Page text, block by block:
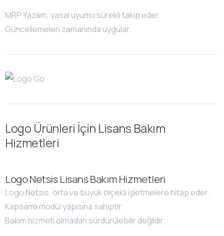
MRP Yazılım, yasal uyumu sürekli takip eder.
Güncellemeleri zamanında uygular.
Logo Ürünleri İçin Lisans Bakım
Hizmetleri
Logo Netsis Lisans Bakım Hizmetleri
Logo Netsis, orta ve büyük ölçekli işletmelere hitap eder.
Kapsamlı modül yapısına sahiptir.
Bakım hizmeti olmadan sürdürülebilir değildir.